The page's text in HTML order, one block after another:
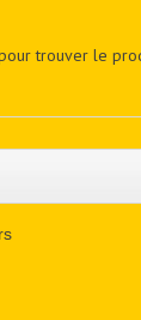
trouver le